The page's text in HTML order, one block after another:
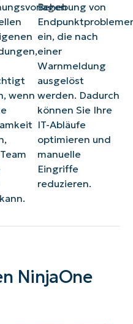
wenn
Behebung von
ein, die nach
einer
Warnmeldung
ausgelöst
werden. Dadurch
können Sie Ihre
IT-Abläufe
optimieren und
manuelle
Eingriffe
reduzieren.
NinjaOne